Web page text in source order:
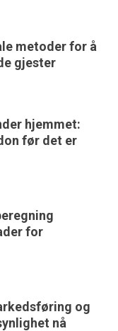
metoder for å
gjester
hjemmet:
før det er
for
og
nå